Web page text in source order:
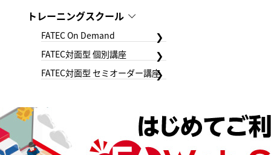
トレーニングスクール
FATEC On Demand
FATEC対面型 個別講座
FATEC対面型 セミオーダー講座